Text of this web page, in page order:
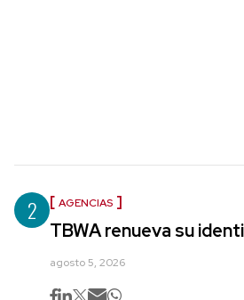
2 AGENCIAS
TBWA renueva su
agosto 5, 2026